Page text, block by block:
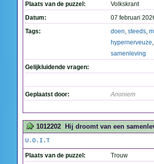
Plaats van de puzzel:
Volkskrant
Datum:
07 februari
Tags:
doen, steeds,
hypernerveuze,
samenleving
Gelijkluidende vragen:
Geplaatst door: Anoniem
1012202 Hij droomt van een
U.O.I.T
Plaats van de puzzel:
Trouw